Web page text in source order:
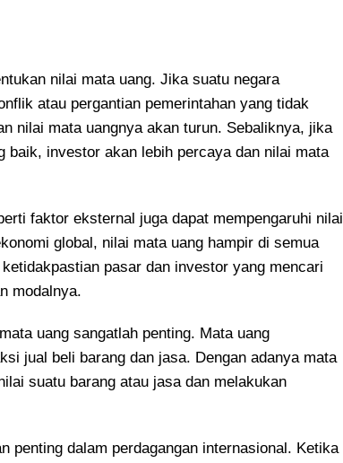
nilai mata uang. Jika suatu negara
atau pergantian pemerintahan yang tidak
nilai mata uangnya akan turun. Sebaliknya, jika
investor akan lebih percaya dan nilai mata
faktor eksternal juga dapat mempengaruhi nilai
global, nilai mata uang hampir di semua
pasar dan investor yang mencari
modalnya.
uang sangatlah penting. Mata uang
jual beli barang dan jasa. Dengan adanya mata
suatu barang atau jasa dan melakukan
penting dalam perdagangan internasional. Ketika